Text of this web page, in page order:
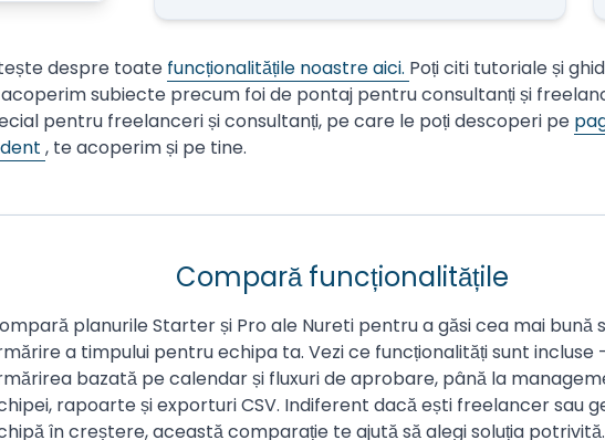
despre toate funcționalitățile noastre aici. Poți citi tutoriale și
acoperim subiecte precum foi de pontaj pentru consultanți și
pentru freelanceri și consultanți, pe care le poți descoperi pe
, te acoperim și pe tine.
Compară funcționalitățile
planurile Starter și Pro ale Nureti pentru a găsi cea mai bună
a timpului pentru echipa ta. Vezi ce funcționalități sunt incluse
bazată pe calendar și fluxuri de aprobare, până la
rapoarte și exporturi CSV. Indiferent dacă ești freelancer sau
în creștere, această comparație te ajută să alegi soluția potrivită.